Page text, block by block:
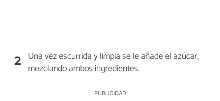
2 Una vez escurrida y limpia se le añade el azúcar,
mezclando ambos ingredientes.